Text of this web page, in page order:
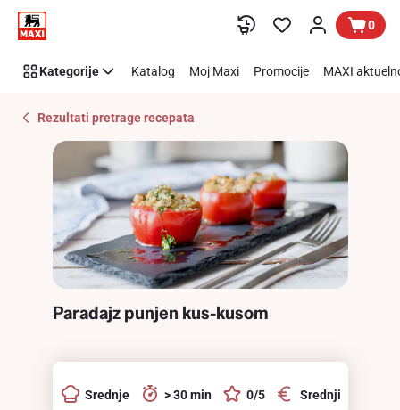
Preskoči link
Recipe
Details
0
Kategorije Katalog Moj Maxi Promocije MAXI
Rezultati pretrage recepata
Paradajz punjen kus-kusom
Srednje > 30 min 0/5 Srednji